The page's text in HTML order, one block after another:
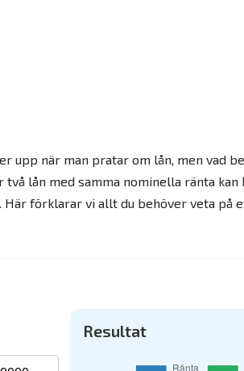
upp när man pratar om lån, men vad
lån med samma nominella ränta kan
Här förklarar vi allt du behöver veta på
Resultat